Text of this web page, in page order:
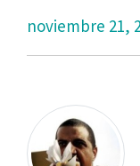
noviembre 21,